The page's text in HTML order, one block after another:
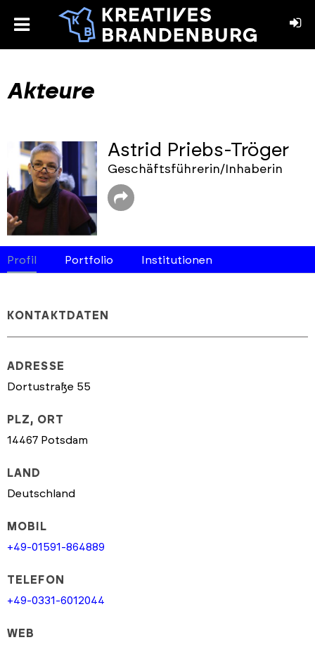
toggle
Akteure
Astrid Priebs-Tröger
Geschäftsführerin/Inhaberin
Profil Portfolio Institutionen
KONTAKTDATEN
ADRESSE
Dortustraße 55
PLZ, ORT
14467 Potsdam
LAND
Deutschland
MOBIL
+49-01591-864889
TELEFON
+49-0331-6012044
WEB